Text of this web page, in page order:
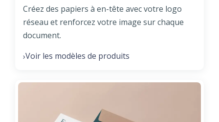
Créez des papiers à en-tête avec votre logo
réseau et renforcez votre image sur chaque
document.
›Voir les modèles de produits